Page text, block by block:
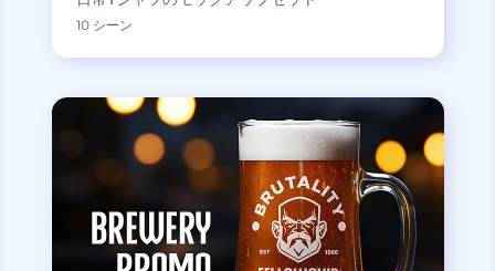
10 シーン